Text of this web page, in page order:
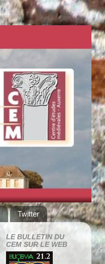
Twitter
LE BULLETIN DU
CEM SUR LE WEB